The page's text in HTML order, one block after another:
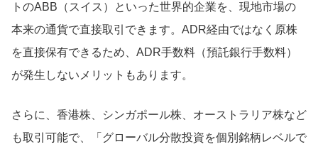
トのABB（スイス）といった世界的企業を、現地市場の
本来の通貨で直接取引できます。ADR経由ではなく原株
を直接保有できるため、ADR手数料（預託銀行手数料）
が発生しないメリットもあります。
さらに、香港株、シンガポール株、オーストラリア株など
も取引可能で、「グローバル分散投資を個別銘柄レベルで